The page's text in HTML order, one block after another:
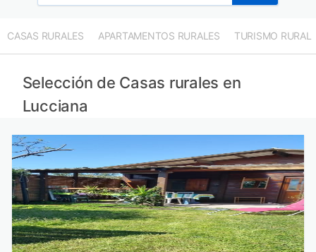
CASAS RURALES APARTAMENTOS RURALES TURISMO RURAL
Selección de Casas rurales en
Lucciana